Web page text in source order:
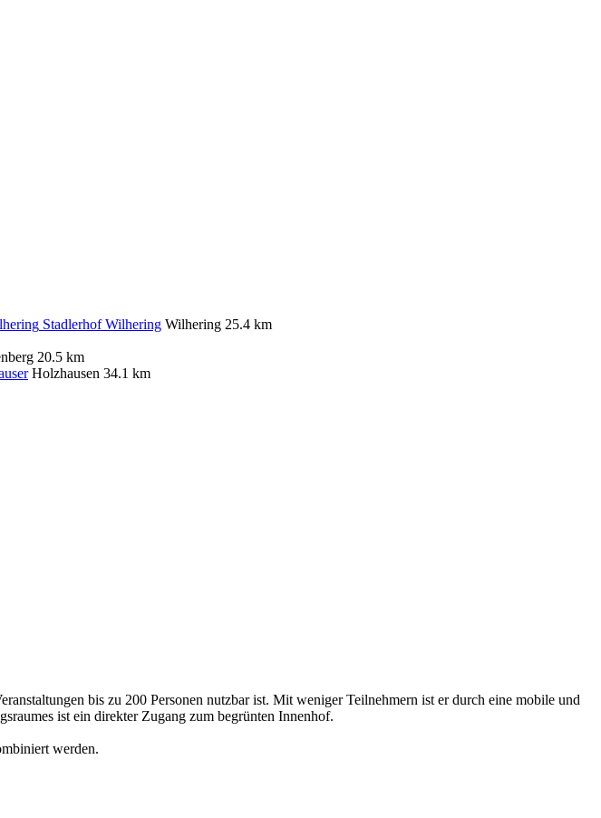
Stadlerhof Wilhering Wilhering 25.4 km
20.5 km
Holzhausen 34.1 km
bis zu 200 Personen nutzbar ist. Mit weniger Teilnehmern ist er durch eine mobile und
ist ein direkter Zugang zum begrünten Innenhof.
werden.